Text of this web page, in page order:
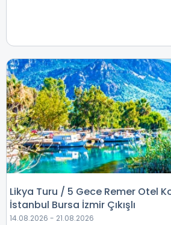
Likya Turu / 5 Gece Remer Otel
İstanbul Bursa İzmir Çıkışlı
14.08.2026 - 21.08.2026